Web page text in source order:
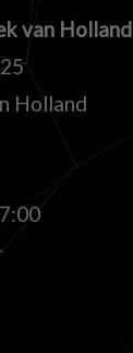
van Holland
Holland